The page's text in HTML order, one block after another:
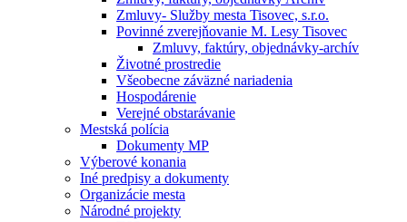
Zmluvy- Služby mesta Tisovec, s.r.o.
Povinné zverejňovanie M. Lesy Tisovec
Zmluvy, faktúry, objednávky-archív
Životné prostredie
Všeobecne záväzné nariadenia
Hospodárenie
Verejné obstarávanie
Mestská polícia
Dokumenty MP
Výberové konania
Iné predpisy a dokumenty
Organizácie mesta
Národné projekty